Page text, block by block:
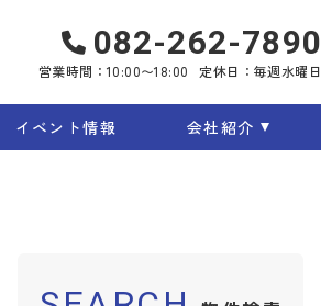
082-262-7890
営業時間：10:00〜18:00 定休日：毎週水曜日
イベント情報 会社紹介